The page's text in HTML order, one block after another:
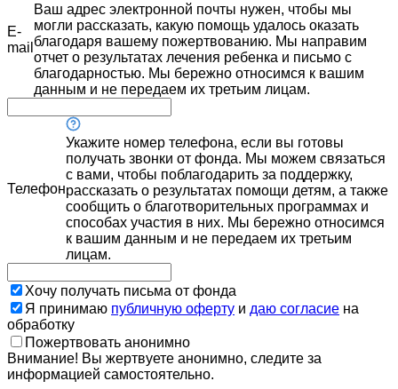
E-
mail
Ваш адрес электронной почты нужен, чтобы мы
могли рассказать, какую помощь удалось оказать
благодаря вашему пожертвованию. Мы направим
отчет о результатах лечения ребенка и письмо с
благодарностью. Мы бережно относимся к вашим
данным и не передаем их третьим лицам.
Телефон
Укажите номер телефона, если вы готовы
получать звонки от фонда. Мы можем связаться
с вами, чтобы поблагодарить за поддержку,
рассказать о результатах помощи детям, а также
сообщить о благотворительных программах и
способах участия в них. Мы бережно относимся
к вашим данным и не передаем их третьим
лицам.
Хочу получать письма от фонда
Я принимаю публичную оферту и даю согласие на
обработку
Пожертвовать анонимно
Внимание! Вы жертвуете анонимно, следите за
информацией самостоятельно.